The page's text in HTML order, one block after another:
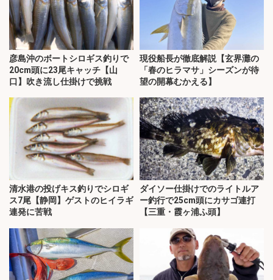
彦島沖のボートシロギス釣りで
20cm頭に23尾キャッチ【山
口】吹き流し仕掛けで挑戦
現役船長が徹底解説【玄界灘の
「春のヒラマサ」シーズンが待
望の開幕むかえる】
清水港の投げキス釣りでシロギ
ス7尾【静岡】ゲストのヒイラギ
連発に苦戦
ダイソー仕掛けでのライトルア
ー釣行で25cm頭にカサゴ連打
【三重・霞ヶ浦ふ頭】